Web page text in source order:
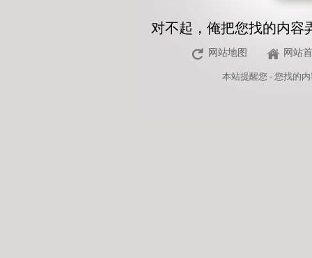
对不起，俺把您找的内容
网站地图 网站
本站提醒您 - 您找的